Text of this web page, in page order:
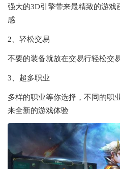
强大的3D引擎带来最精致的游戏
感
2、轻松交易
不要的装备就放在交易行轻松交
3、超多职业
多样的职业等你选择，不同的职
来全新的游戏体验